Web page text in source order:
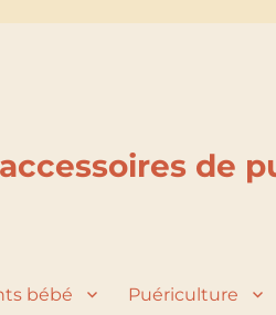
de
bébé Puériculture